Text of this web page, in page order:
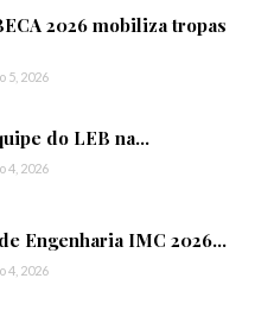
2026 mobiliza tropas
5, 2026
do LEB na...
4, 2026
Engenharia IMC 2026...
4, 2026